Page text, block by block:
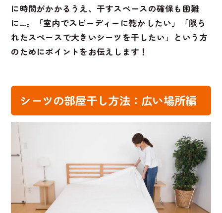
に時間がかかるうえ、干すスペースの確保も困難
に…。「室内でスピーディーに乾かしたい」「限ら
れたスペースで大きいシーツを干したい」という方
のためにポイントをお伝えします！
シーツの部屋干し方法：広い場所編